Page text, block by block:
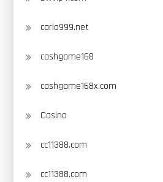
carlo999.net
cashgame168
cashgame168x.com
Casino
cc11388.com
cc11388.com